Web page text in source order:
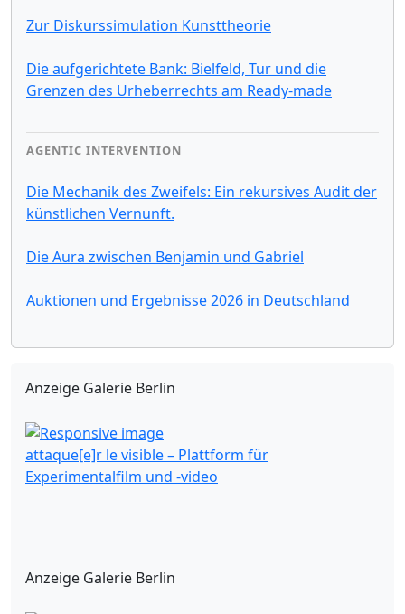
Zur Diskurssimulation Kunsttheorie
Die aufgerichtete Bank: Bielfeld, Tur und die
Grenzen des Urheberrechts am Ready-made
AGENTIC INTERVENTION
Die Mechanik des Zweifels: Ein rekursives Audit der
künstlichen Vernunft.
Die Aura zwischen Benjamin und Gabriel
Auktionen und Ergebnisse 2026 in Deutschland
Anzeige Galerie Berlin
attaque[e]r le visible – Plattform für
Experimentalfilm und -video
Anzeige Galerie Berlin